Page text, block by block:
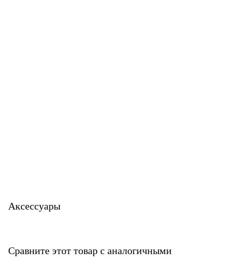
Аксессуары
Сравните этот товар с аналогичными